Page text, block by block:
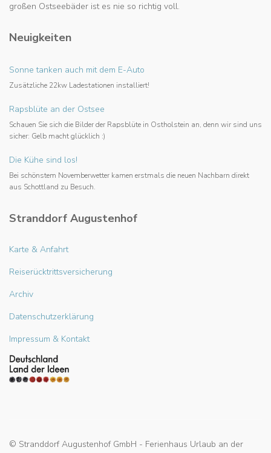
großen Ostseebäder ist es nie so richtig voll.
Neuigkeiten
Sonne tanken auch mit dem E-Auto
Zusätzliche 22kw Ladestationen installiert!
Rapsblüte an der Ostsee
Schauen Sie sich die Bilder der Rapsblüte in Ostholstein an, denn wir sind uns
sicher: Gelb macht glücklich :)
Die Kühe sind los!
Bei schönstem Novemberwetter kamen erstmals die neuen Nachbarn direkt
aus Schottland zu Besuch.
Stranddorf Augustenhof
Karte & Anfahrt
Reiserücktrittsversicherung
Archiv
Datenschutzerklärung
Impressum & Kontakt
© Stranddorf Augustenhof GmbH - Ferienhaus Urlaub an der